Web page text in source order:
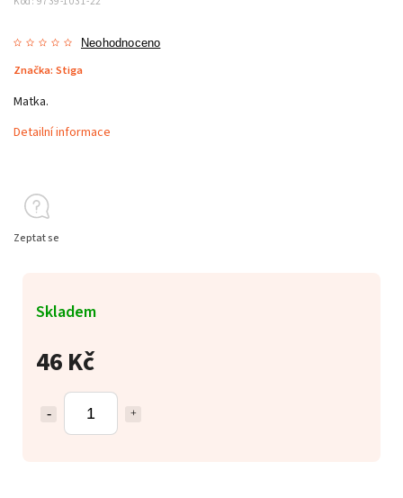
Neohodnoceno
Značka: Stiga
46 Kč
Skladem
Matka.
Detailní informace
Zeptat se